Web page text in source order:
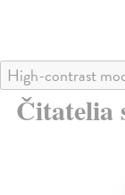
High-contrast
Čitatelia